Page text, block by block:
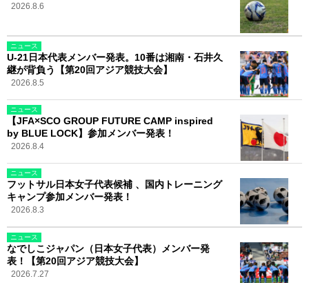
2026.8.6
ニュース
U-21日本代表メンバー発表。10番は湘南・石井久
継が背負う【第20回アジア競技大会】
2026.8.5
ニュース
【JFA×SCO GROUP FUTURE CAMP inspired
by BLUE LOCK】参加メンバー発表！
2026.8.4
ニュース
フットサル日本女子代表候補 、国内トレーニング
キャンプ参加メンバー発表！
2026.8.3
ニュース
なでしこジャパン（日本女子代表）メンバー発
表！【第20回アジア競技大会】
2026.7.27